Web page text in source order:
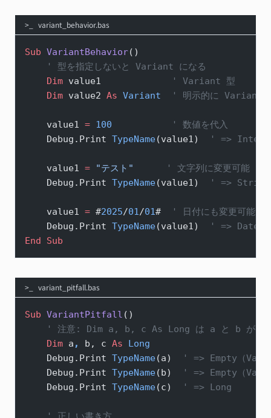
variant_behavior.bas
Sub VariantBehavior()
    ' 型を指定しないと Variant になる
    Dim
value1
' Variant 型
    Dim
value2 As Variant
' 明示的に Variant
    value1
= 100
           ' 数値を代入
    Debug.Print
TypeName(value1) ' =>
    value1
= "テスト"
      ' 文字列に変更可能
    Debug.Print
TypeName(value1) ' => String
    value1
= #2025/01/01#
' 日付にも変更可能
    Debug.Print
TypeName(value1)
' => Date
End Sub
variant_pitfall.bas
Sub VariantPitfall ()
' 注意: Dim a, b, c As Long は a と b が
    Dim
a , b, c As Long
    Debug.Print
TypeName(a)
' => Empty（
    Debug.Print
TypeName(b)
' => Empty（
    Debug.Print
TypeName(c) ' => Long